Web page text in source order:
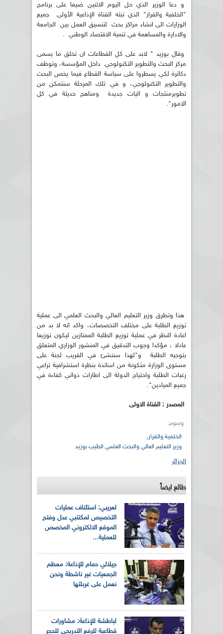
و دعا الوزير الذي حل اليوم الاثنين ضيفا على برنامج
"الخلفية والقرار" الذي تبثه القناة الإذاعية الأولى جميع
الوزارات الى انشاء مراكز بحث لتنسيق العمل بين الجامعة
والادارة والمساهمة في تنمية الاقتصاد الوطني .
وقال بوزيد " لابد على كل القطاعات ان تخلق ما يسمى
مركز البحث والتطوير التكنولوجي داخل المؤسسة، وتوظف
دكاترة لكي يسطروا على سياسة القطاع فيما يخص البحث
والتطوير التكنولوجي، و في تلك المرحلة سنتمكن من
تطويرمنتجات و اليات جديدة ومناهج حديثة في كل
الامور".
هذا وتطرق وزير التعليم العالي والبحث العلمي الى عملية
توزيع الطلبة على مختلف التخصصات، واكد انه لا بد من
اعادة النظر في عملية توزيع الطلبة الممتازين ليكون توزيعا
عادلا ، مؤكدا وجوب التدقيق في المنشور الوزاري المتعلق
بتوجيه الطلبة و"لهذا سننشئ في القريب لجنة على
مستوى الوزارة متكونة من اساتذة بنظرة استشرافية تراعي
رغبات الطلبة واحتياج الدولة الى اطارات ذواتي كفاءة في
جميع الميادين".
المصدر : القناة الاولى
وسوم:
الخلفية والقرار,
وزير التعليم العالي والبحث العلمي الطيب بوزيد
الجزائر
طالع ايضاً
لعريبي: استئناف عمليات
التخصيص لمكتتبي عدل وفتح
الموقع الالكتروني المخصص
للعملية...
جيلالي حمام للإذاعة: معظم
الجمعيات غير ناشطة ونحن
نعمل على غربلتها
لباطشة للإذاعة: مشاورات
قطاعية للرفع التدريجي للحجر